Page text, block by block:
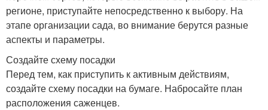
регионе, приступайте непосредственно к выбору. На
этапе организации сада, во внимание берутся разные
аспекты и параметры.
Создайте схему посадки
Перед тем, как приступить к активным действиям,
создайте схему посадки на бумаге. Набросайте план
расположения саженцев.